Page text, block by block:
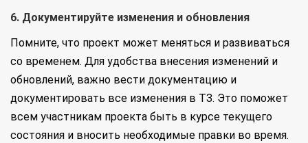
6. Документируйте изменения и обновления
Помните, что проект может меняться и развиваться
со временем. Для удобства внесения изменений и
обновлений, важно вести документацию и
документировать все изменения в ТЗ. Это поможет
всем участникам проекта быть в курсе текущего
состояния и вносить необходимые правки во время.